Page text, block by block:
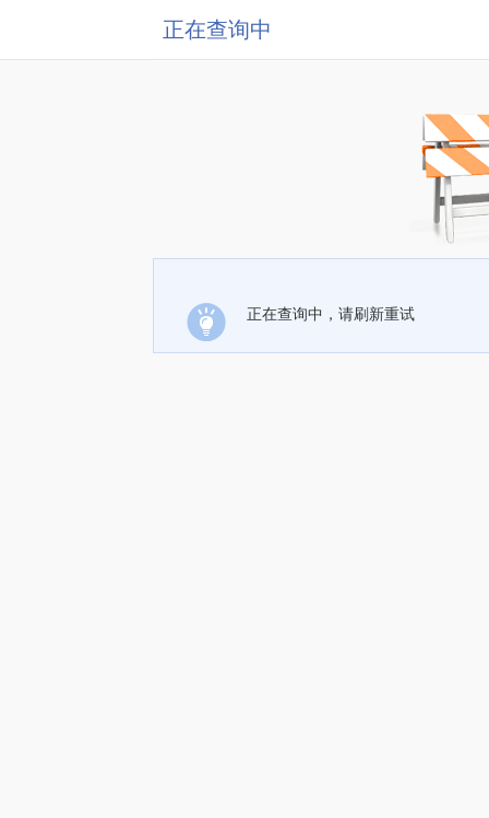
正在查询中
正在查询中，请刷新重试